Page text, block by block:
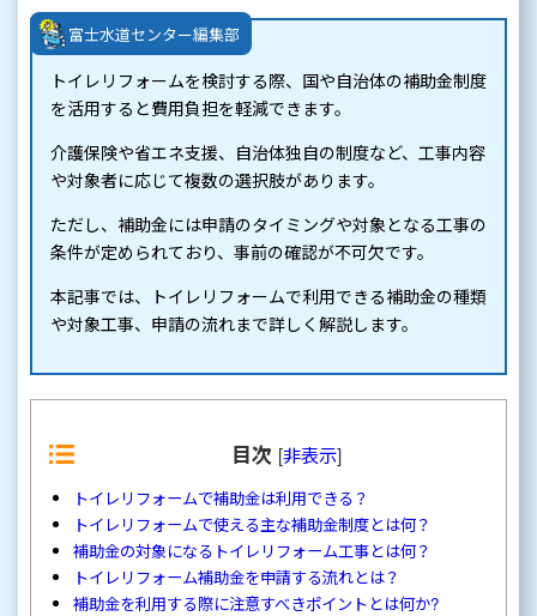
富士水道センター編集部
トイレリフォームを検討する際、国や自治体の補助金制度
を活用すると費用負担を軽減できます。
介護保険や省エネ支援、自治体独自の制度など、工事内容
や対象者に応じて複数の選択肢があります。
ただし、補助金には申請のタイミングや対象となる工事の
条件が定められており、事前の確認が不可欠です。
本記事では、トイレリフォームで利用できる補助金の種類
や対象工事、申請の流れまで詳しく解説します。
目次 [非表示]
トイレリフォームで補助金は利用できる？
トイレリフォームで使える主な補助金制度とは何？
補助金の対象になるトイレリフォーム工事とは何？
トイレリフォーム補助金を申請する流れとは？
補助金を利用する際に注意すべきポイントとは何か?